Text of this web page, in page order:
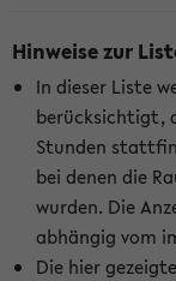
Hinweise zur
In dieser Liste
berücksichtigt,
Stunden
bei denen die
wurden. Die
abhängig vom
Die hier